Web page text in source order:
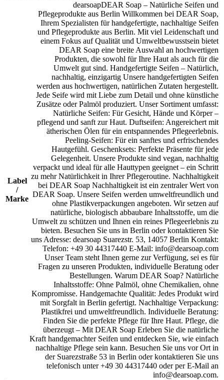
Label
/
Marke
dearsoapDEAR Soap – Natürliche Seifen und
Pflegeprodukte aus Berlin Willkommen bei DEAR Soap,
Ihrem Spezialisten für handgefertigte, nachhaltige Seifen
und Pflegeprodukte aus Berlin. Mit viel Leidenschaft und
einem Fokus auf Qualität und Umweltbewusstsein bietet
DEAR Soap eine breite Auswahl an hochwertigen
Produkten, die sowohl für Ihre Haut als auch für die
Umwelt gut sind. Handgefertigte Seifen – Natürlich,
nachhaltig, einzigartig Unsere handgefertigten Seifen
werden aus hochwertigen, natürlichen Zutaten hergestellt.
Jede Seife wird mit Liebe zum Detail und ohne künstliche
Zusätze oder Palmöl produziert. Unser Sortiment umfasst:
Natürliche Seifen: Für Gesicht, Hände und Körper –
pflegend und sanft zur Haut. Duftseifen: Angereichert mit
ätherischen Ölen für ein entspannendes Pflegeerlebnis.
Peeling-Seifen: Für ein sanftes und erfrischendes
Hautgefühl. Geschenksets: Perfekte Präsente für jede
Gelegenheit. Unsere Produkte sind vegan, nachhaltig
verpackt und ideal für alle Hauttypen geeignet – ein Schritt
zu mehr Natürlichkeit in Ihrer Pflegeroutine. Nachhaltigkeit
bei DEAR Soap Nachhaltigkeit ist ein zentraler Wert von
DEAR Soap. Unsere Seifen werden umweltfreundlich und
ohne Plastikverpackungen angeboten. Wir setzen auf
natürliche, biologisch abbaubare Inhaltsstoffe, um die
Umwelt zu schützen und Ihnen ein reines Pflegeerlebnis zu
bieten. Besuchen Sie uns in Berlin oder kontaktieren Sie
uns Adresse: dearsoap Suarezstr. 53, 14057 Berlin Kontakt:
Telefon: +49 30 44317440 E-Mail: info@dearsoap.com
Unser Team steht Ihnen gerne zur Verfügung, sei es für
Fragen zu unseren Produkten, individuelle Beratung oder
Bestellungen. Warum DEAR Soap? Natürliche
Inhaltsstoffe: Ohne Palmöl, ohne Chemikalien, ohne
Kompromisse. Handgemachte Qualität: Jedes Produkt wird
mit Sorgfalt in Berlin gefertigt. Nachhaltige Verpackung:
Plastikfrei und umweltfreundlich. Individuelle Beratung:
Finden Sie die perfekte Pflege für Ihre Haut. Pflege, die
überzeugt – Mit DEAR Soap Erleben Sie die natürliche
Kraft handgemachter Seifen und entdecken Sie, wie einfach
nachhaltige Pflege sein kann. Besuchen Sie uns vor Ort in
der Suarezstraße 53 in Berlin oder kontaktieren Sie uns
telefonisch unter +49 30 44317440 oder per E-Mail an
info@dearsoap.com.